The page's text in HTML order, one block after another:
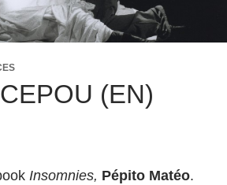
(EN)
Insomnies, Pépito Matéo.